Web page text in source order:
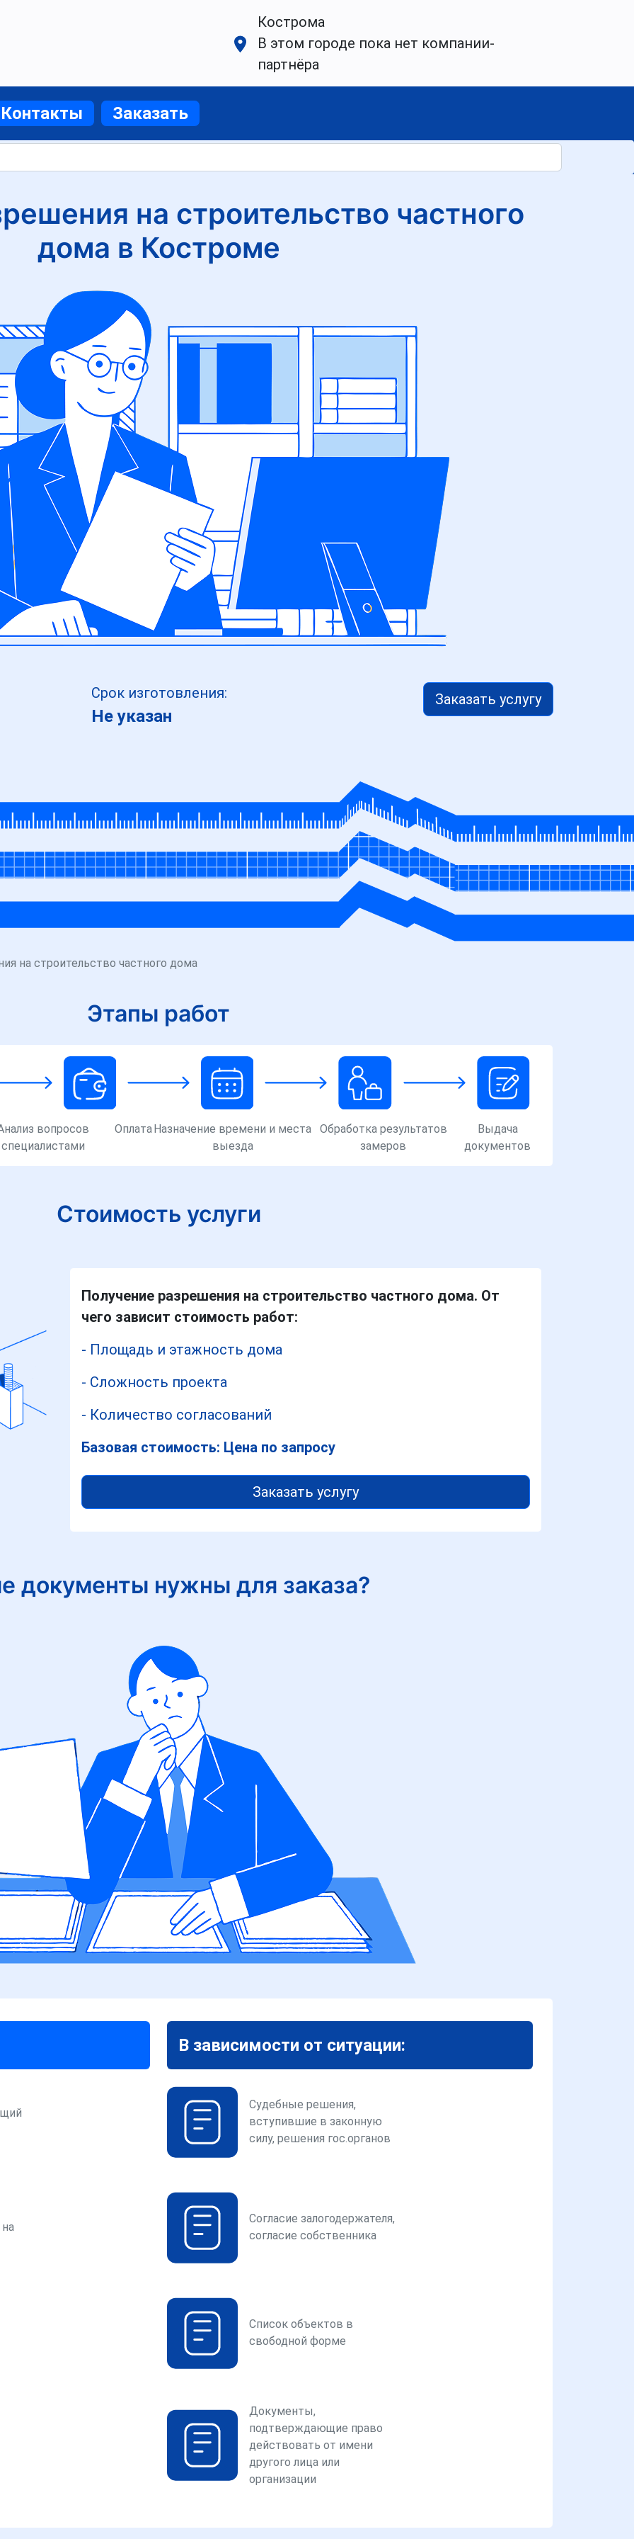
Кострома
В этом городе пока нет компании-
партнёра
Контакты Заказать
на строительство частного
дома в Костроме
Срок изготовления:
Не указан
Заказать услугу
на строительство частного дома
Этапы работ
вопросов
специалистами
ОплатаНазначение времени и места
выезда
Обработка результатов
замеров
Выдача
документов
Стоимость услуги
Получение разрешения на строительство частного дома. От
чего зависит стоимость работ:
- Площадь и этажность дома
- Сложность проекта
- Количество согласований
Базовая стоимость: Цена по запросу
Заказать услугу
документы нужны для заказа?
В зависимости от ситуации:
Судебные решения,
вступившие в законную
силу, решения гос.органов
Согласие залогодержателя,
согласие собственника
Список объектов в
свободной форме
Документы,
подтверждающие право
действовать от имени
другого лица или
организации